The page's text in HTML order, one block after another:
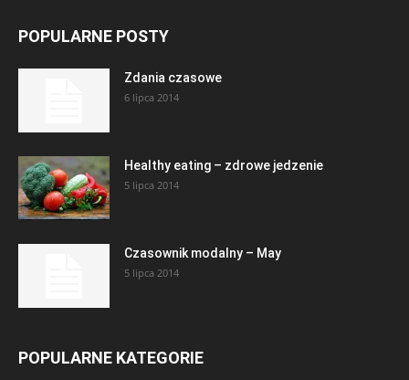
POPULARNE POSTY
Zdania czasowe
6 lipca 2014
Healthy eating – zdrowe jedzenie
5 lipca 2014
Czasownik modalny – May
5 lipca 2014
POPULARNE KATEGORIE